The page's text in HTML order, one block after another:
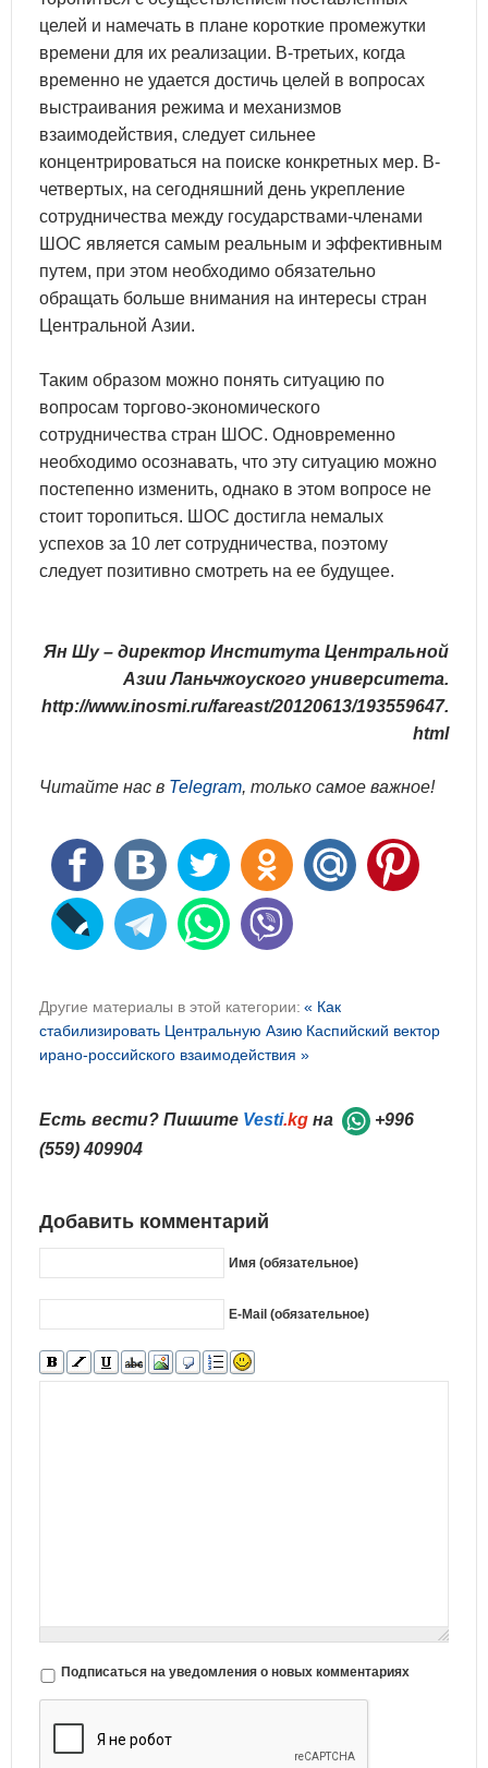
целей и намечать в плане короткие промежутки
времени для их реализации. В-третьих, когда
временно не удается достичь целей в вопросах
выстраивания режима и механизмов
взаимодействия, следует сильнее
концентрироваться на поиске конкретных мер. В-
четвертых, на сегодняшний день укрепление
сотрудничества между государствами-членами
ШОС является самым реальным и эффективным
путем, при этом необходимо обязательно
обращать больше внимания на интересы стран
Центральной Азии.
Таким образом можно понять ситуацию по
вопросам торгово-экономического
сотрудничества стран ШОС. Одновременно
необходимо осознавать, что эту ситуацию можно
постепенно изменить, однако в этом вопросе не
стоит торопиться. ШОС достигла немалых
успехов за 10 лет сотрудничества, поэтому
следует позитивно смотреть на ее будущее.
Ян Шу – директор Института Центральной
Азии Ланьчжоуского университета.
http://www.inosmi.ru/fareast/20120613/193559647.
html
Читайте нас в Telegram, только самое важное!
Другие материалы в этой категории: « Как
стабилизировать Центральную Азию Каспийский вектор
ирано-российского взаимодействия »
Есть вести? Пишите Vesti.kg на
+996
(559) 409904
Добавить комментарий
Имя (обязательное)
E-Mail (обязательное)
Подписаться на уведомления о новых комментариях